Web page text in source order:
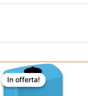
In offerta!
In offerta!
Questo